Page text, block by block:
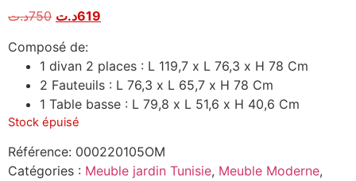
750د.ت 619د.ت
Composé de:
1 divan 2 places : L 119,7 x L 76,3 x H 78 Cm
2 Fauteuils : L 76,3 x L 65,7 x H 78 Cm
1 Table basse : L 79,8 x L 51,6 x H 40,6 Cm
Stock épuisé
Référence: 000220105OM
Catégories : Meuble jardin Tunisie, Meuble Moderne,